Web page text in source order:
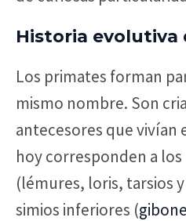
Historia evolutiva
Los primates forman
mismo nombre. Son
antecesores que vivían
hoy corresponden a
(lémures, loris, tarsios
simios inferiores (